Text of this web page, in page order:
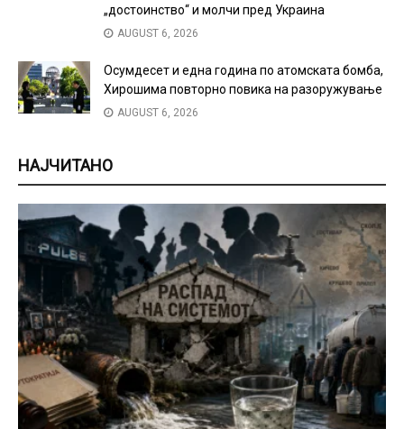
„достоинство“ и молчи пред Украина
AUGUST 6, 2026
Осумдесет и една година по атомската бомба,
Хирошима повторно повика на разоружување
AUGUST 6, 2026
НАЈЧИТАНО